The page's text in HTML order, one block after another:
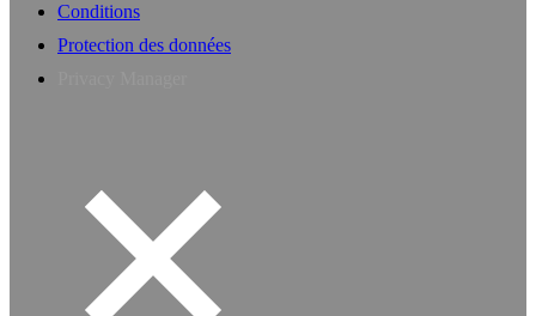
Conditions
Protection des données